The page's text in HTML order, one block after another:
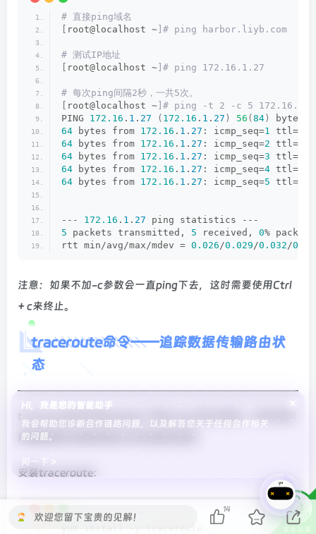
# 直接ping域名
root@localhost ~ ]# ping harbor.liyb.com
# 测试IP地址
root@localhost ~ ]# ping 172.16.1.27
# 每次ping间隔2秒，一共5次。
root@localhost ~ ]# ping -t 2 -c 5
PING 172.16 . 1 . 27 ( 172.16 . 1 . 27 ) 56 ( 84 ) bytes
64 bytes from 172.16 . 1 . 27 : icmp_seq=1 ttl=
64 bytes from 172.16 . 1 . 27 : icmp_seq=2 ttl=
64 bytes from 172.16 . 1 . 27 : icmp_seq=3 ttl=
64 bytes from 172.16 . 1 . 27 : icmp_seq=4 ttl=
64 bytes from 172.16 . 1 . 27 : icmp_seq=5 ttl=
--- 172.16 . 1 . 27 ping statistics ---
5 packets transmitted, 5 received, 0% packet
rtt min/avg/max/mdev = 0.026 /0.029 /0.032 /
注意：如果不加-c参数会一直ping下去，这时需要使用Ctrl
+ c来终止。
traceroute命令——追踪数据传输路由状
态
网络数据包传输到指定主机的路径信息
安装traceroute：
欢迎您留下宝贵的见解！
14
×
Hi，我是您的智能助手
我会帮助您诊断合作链路问题，以及解答您关于任何合作相关
的问题。
问一下 >